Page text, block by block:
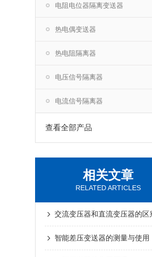
电阻电位器隔离变送器
热电偶变送器
热电阻隔离器
电压信号隔离器
电流信号隔离器
查看全部产品
相关文章
RELATED ARTICLES
智能差压变送器的测量与使用